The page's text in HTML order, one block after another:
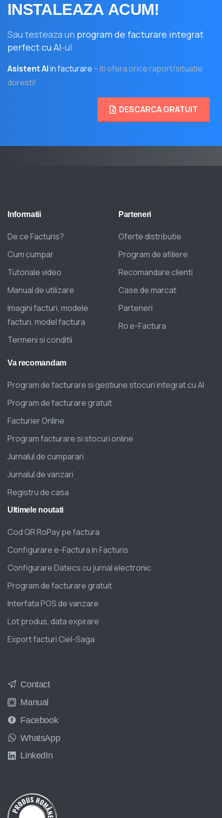
INSTALEAZA ACUM!
Sau testeaza un program de facturare integrat
perfect cu AI-ul
Asistent AIin facturare – iti ofera orice raport/situatie
doresti!
DESCARCA GRATUIT
Informatii
De ce Facturis?
Cum cumpar
Tutoriale video
Manual de utilizare
Imagini facturi, modele
facturi, model factura
Termeni si conditii
Parteneri
Oferte distributie
Program de afiliere
Recomandare clienti
Case de marcat
Parteneri
Ro e-Factura
Va recomandam
Program de facturare si gestiune stocuri integrat cu AI
Program de facturare gratuit
Facturier Online
Program facturare si stocuri online
Jurnalul de cumparari
Jurnalul de vanzari
Registru de casa
Ultimele noutati
Cod QR RoPay pe factura
Configurare e-Factura in Facturis
Configurare Datecs cu jurnal electronic
Program de facturare gratuit
Interfata POS de vanzare
Lot produs, data expirare
Export facturi Ciel-Saga
Contact
Manual
Facebook
WhatsApp
LinkedIn